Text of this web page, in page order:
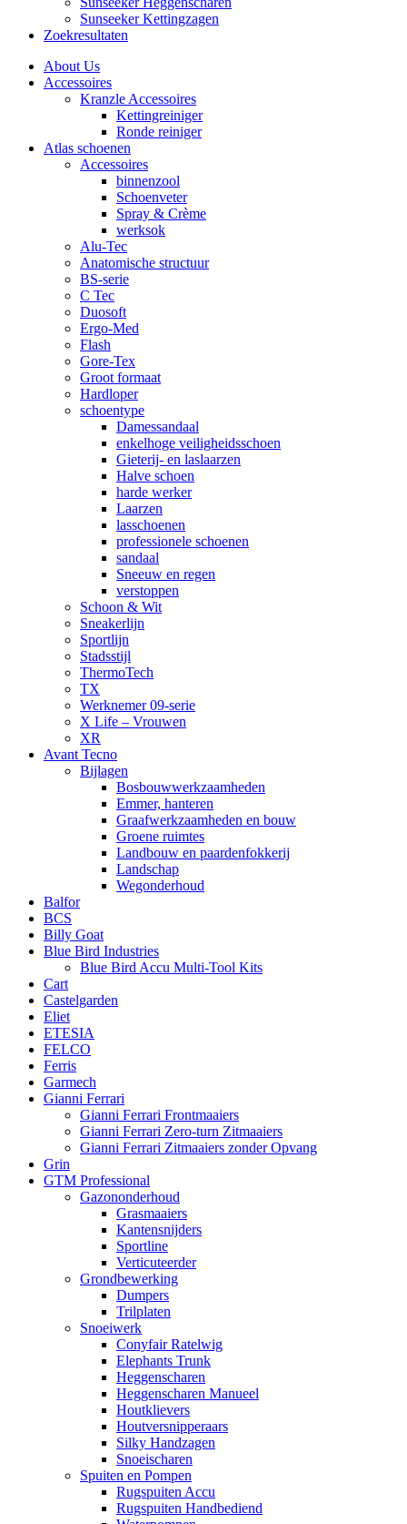
Sunseeker Kettingzagen
Zoekresultaten
About Us
Accessoires
Kranzle Accessoires
Kettingreiniger
Ronde reiniger
Atlas schoenen
Accessoires
binnenzool
Schoenveter
Spray & Crème
werksok
Alu-Tec
Anatomische structuur
BS-serie
C Tec
Duosoft
Ergo-Med
Flash
Gore-Tex
Groot formaat
Hardloper
schoentype
Damessandaal
enkelhoge veiligheidsschoen
Gieterij- en laslaarzen
Halve schoen
harde werker
Laarzen
lasschoenen
professionele schoenen
sandaal
Sneeuw en regen
verstoppen
Schoon & Wit
Sneakerlijn
Sportlijn
Stadsstijl
ThermoTech
TX
Werknemer 09-serie
X Life – Vrouwen
XR
Avant Tecno
Bijlagen
Bosbouwwerkzaamheden
Emmer, hanteren
Graafwerkzaamheden en bouw
Groene ruimtes
Landbouw en paardenfokkerij
Landschap
Wegonderhoud
Balfor
BCS
Billy Goat
Blue Bird Industries
Blue Bird Accu Multi-Tool Kits
Cart
Castelgarden
Eliet
ETESIA
FELCO
Ferris
Garmech
Gianni Ferrari
Gianni Ferrari Frontmaaiers
Gianni Ferrari Zero-turn Zitmaaiers
Gianni Ferrari Zitmaaiers zonder Opvang
Grin
GTM Professional
Gazononderhoud
Grasmaaiers
Kantensnijders
Sportline
Verticuteerder
Grondbewerking
Dumpers
Trilplaten
Snoeiwerk
Conyfair Ratelwig
Elephants Trunk
Heggenscharen
Heggenscharen Manueel
Houtklievers
Houtversnipperaars
Silky Handzagen
Snoeischaren
Spuiten en Pompen
Rugspuiten Accu
Rugspuiten Handbediend